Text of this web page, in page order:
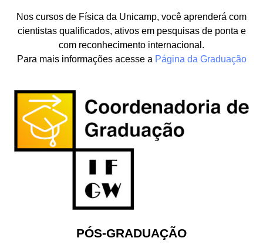
Nos cursos de Física da Unicamp, você aprenderá com
cientistas qualificados, ativos em pesquisas de ponta e
com reconhecimento internacional.
Para mais informações acesse a Página da Graduação
PÓS-GRADUAÇÃO